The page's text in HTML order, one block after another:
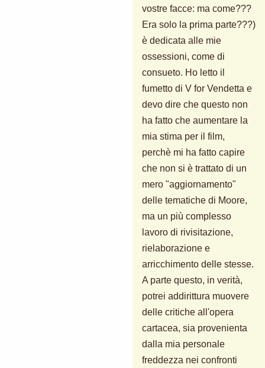
vostre facce: ma come???
Era solo la prima parte???)
è dedicata alle mie
ossessioni, come di
consueto. Ho letto il
fumetto di V for Vendetta e
devo dire che questo non
ha fatto che aumentare la
mia stima per il film,
perchè mi ha fatto capire
che non si è trattato di un
mero "aggiornamento"
delle tematiche di Moore,
ma un più complesso
lavoro di rivisitazione,
rielaborazione e
arricchimento delle stesse.
A parte questo, in verità,
potrei addirittura muovere
delle critiche all'opera
cartacea, sia provenienta
dalla mia personale
freddezza nei confronti